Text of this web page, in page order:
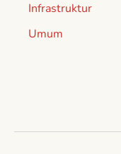
Infrastruktur
Umum